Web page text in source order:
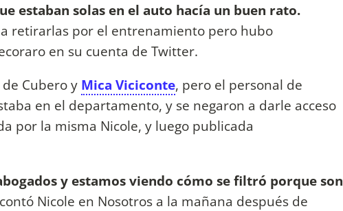
estaban solas en el auto hacía un buen rato.
retirarlas por el entrenamiento pero hubo
en su cuenta de Twitter.
Cubero y Mica Viciconte, pero el personal de
en el departamento, y se negaron a darle acceso
por la misma Nicole, y luego publicada
y estamos viendo cómo se filtró porque son
contó Nicole en Nosotros a la mañana después de